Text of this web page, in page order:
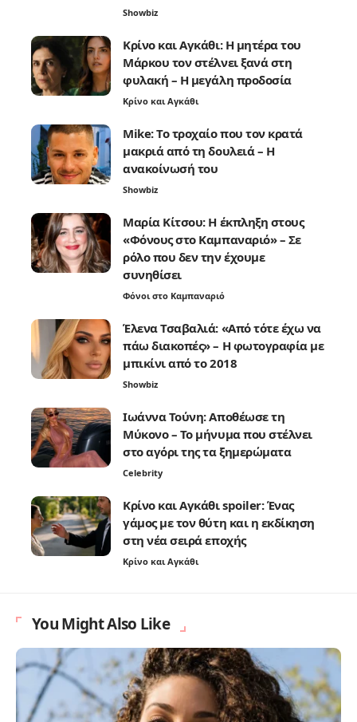
Showbiz
Κρίνο και Αγκάθι: Η μητέρα του
Μάρκου τον στέλνει ξανά στη
φυλακή – Η μεγάλη προδοσία
Κρίνο και Αγκάθι
Mike: Το τροχαίο που τον κρατά
μακριά από τη δουλειά – Η
ανακοίνωσή του
Showbiz
Μαρία Κίτσου: Η έκπληξη στους
«Φόνους στο Καμπαναριό» – Σε
ρόλο που δεν την έχουμε
συνηθίσει
Φόνοι στο Καμπαναριό
Έλενα Τσαβαλιά: «Από τότε έχω να
πάω διακοπές» – Η φωτογραφία με
μπικίνι από το 2018
Showbiz
Ιωάννα Τούνη: Αποθέωσε τη
Μύκονο – Το μήνυμα που στέλνει
στο αγόρι της τα ξημερώματα
Celebrity
Κρίνο και Αγκάθι spoiler: Ένας
γάμος με τον θύτη και η εκδίκηση
στη νέα σειρά εποχής
Κρίνο και Αγκάθι
You Might Also Like